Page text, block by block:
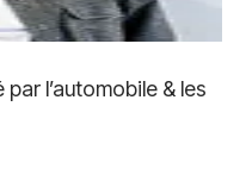
l’automobile & les